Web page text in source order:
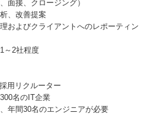
面接、クロージング）
、改善提案
およびクライアントへのレポーティン
～2社程度
用リクルーター
名のIT企業
年間30名のエンジニアが必要